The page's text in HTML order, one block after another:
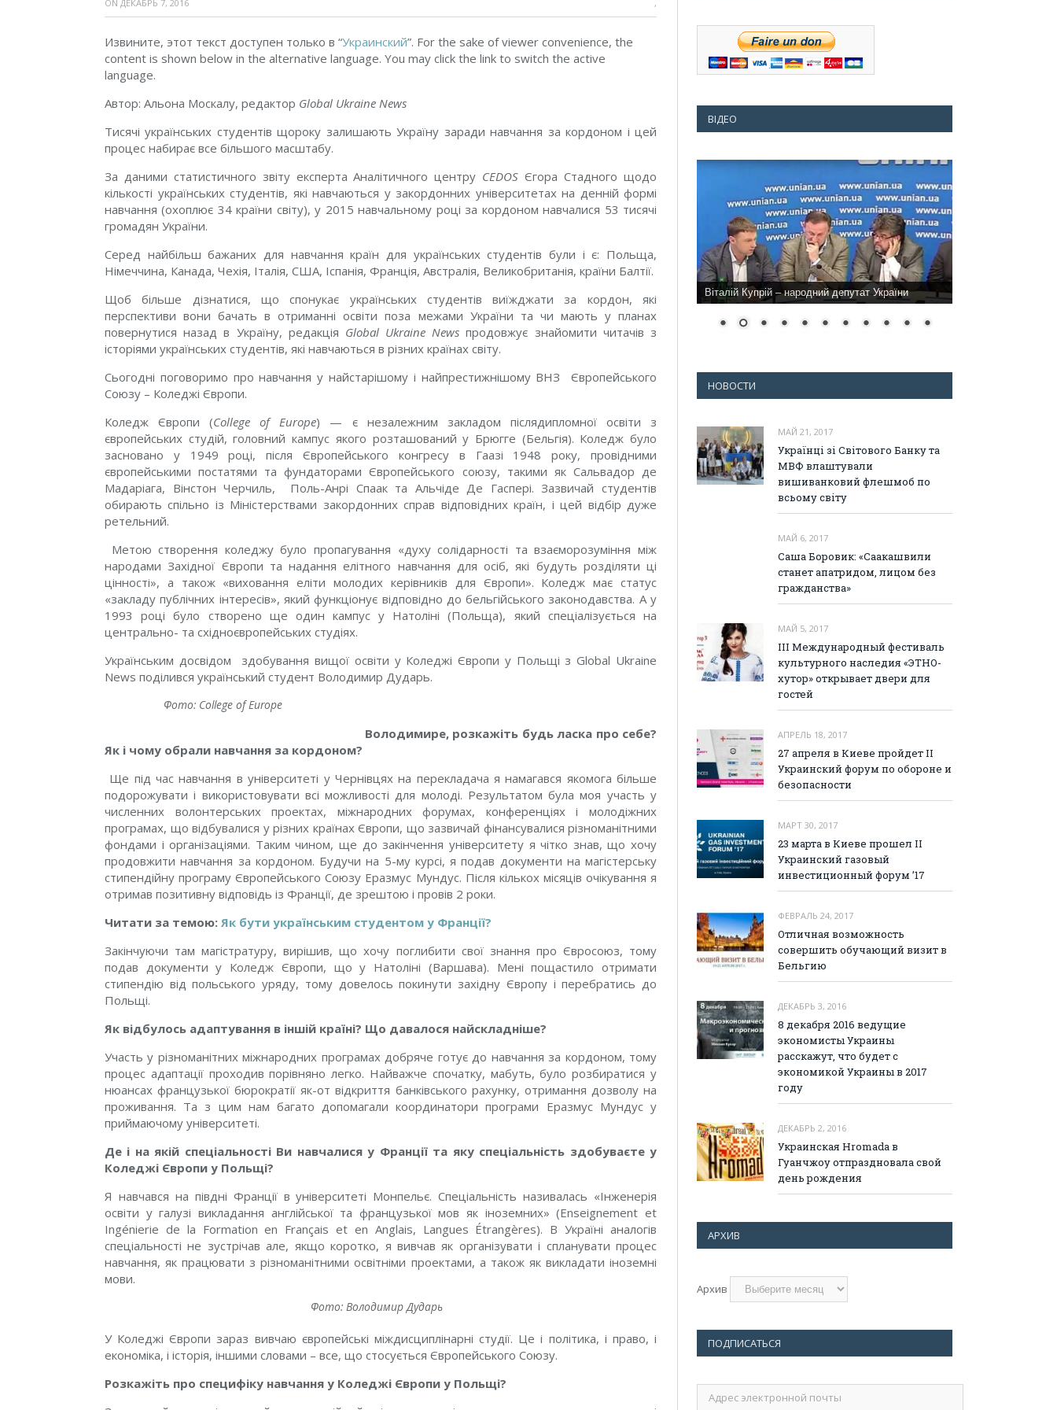
ON ДЕКАБРЬ 7, 2016 ,
Извините, этот текст доступен только в “Украинский”. For the sake of viewer convenience, the
content is shown below in the alternative language. You may click the link to switch the active
language.
Автор: Альона Москалу, редактор Global Ukraine News
Тисячі українських студентів щороку залишають Україну заради навчання за кордоном і цей
процес набирає все більшого масштабу.
За даними статистичного звіту експерта Аналітичного центру CEDOS Єгора Стадного щодо
кількості українських студентів, які навчаються у закордонних університетах на денній формі
навчання (охоплює 34 країни світу), у 2015 навчальному році за кордоном навчалися 53 тисячі
громадян України.
Серед найбільш бажаних для навчання країн для українських студентів були і є: Польща,
Німеччина, Канада, Чехія, Італія, США, Іспанія, Франція, Австралія, Великобританія, країни Балтії.
Щоб більше дізнатися, що спонукає українських студентів виїжджати за кордон, які
перспективи вони бачать в отриманні освіти поза межами України та чи мають у планах
повернутися назад в Україну, редакція Global Ukraine News продовжує знайомити читачів з
історіями українських студентів, які навчаються в різних країнах світу.
Сьогодні поговоримо про навчання у найстарішому і найпрестижнішому ВНЗ Європейського
Союзу – Коледжі Європи.
Коледж Європи (College of Europe) — є незалежним закладом післядипломної освіти з
європейських студій, головний кампус якого розташований у Брюгге (Бельгія). Коледж було
засновано у 1949 році, після Європейського конгресу в Гаазі 1948 року, провідними
європейськими постатями та фундаторами Європейського союзу, такими як Сальвадор де
Мадаріага, Вінстон Черчиль, Поль-Анрі Спаак та Альчіде Де Гаспері. Зазвичай студентів
обирають спільно із Міністерствами закордонних справ відповідних країн, і цей відбір дуже
ретельний.
Метою створення коледжу було пропагування «духу солідарності та взаєморозуміння між
народами Західної Європи та надання елітного навчання для осіб, які будуть розділяти ці
цінності», а також «виховання еліти молодих керівників для Європи». Коледж має статус
«закладу публічних інтересів», який функціонує відповідно до бельгійського законодавства. А у
1993 році було створено ще один кампус у Натоліні (Польща), який спеціалізується на
центрально- та східноєвропейських студіях.
Українським досвідом здобування вищої освіти у Коледжі Європи у Польщі з Global Ukraine
News поділився український студент Володимир Дударь.
Фото: College of Europe
Володимире, розкажіть будь ласка про себе?
Як і чому обрали навчання за кордоном?
Ще під час навчання в університеті у Чернівцях на перекладача я намагався якомога більше
подорожувати і використовувати всі можливості для молоді. Результатом була моя участь у
численних волонтерських проектах, міжнародних форумах, конференціях і молодіжних
програмах, що відбувалися у різних країнах Європи, що зазвичай фінансувалися різноманітними
фондами і організаціями. Таким чином, ще до закінчення університету я чітко знав, що хочу
продовжити навчання за кордоном. Будучи на 5-му курсі, я подав документи на магістерську
стипендійну програму Європейського Союзу Еразмус Мундус. Після кількох місяців очікування я
отримав позитивну відповідь із Франції, де зрештою і провів 2 роки.
Читати за темою: Як бути українським студентом у Франції?
Закінчуючи там магістратуру, вирішив, що хочу поглибити свої знання про Євросоюз, тому
подав документи у Коледж Європи, що у Натоліні (Варшава). Мені пощастило отримати
стипендію від польського уряду, тому довелось покинути західну Європу і перебратись до
Польщі.
Як відбулось адаптування в іншій країні? Що давалося найскладніше?
Участь у різноманітних міжнародних програмах добряче готує до навчання за кордоном, тому
процес адаптації проходив порівняно легко. Найважче спочатку, мабуть, було розбиратися у
нюансах французької бюрократії як-от відкриття банківського рахунку, отримання дозволу на
проживання. Та з цим нам багато допомагали координатори програми Еразмус Мундус у
приймаючому університеті.
Де і на якій спеціальності Ви навчалися у Франції та яку спеціальність здобуваєте у
Коледжі Європи у Польщі?
Я навчався на півдні Франції в університеті Монпельє. Спеціальність називалась «Інженерія
освіти у галузі викладання англійської та французької мов як іноземних» (Enseignement et
Ingénierie de la Formation en Français et en Anglais, Langues Étrangères). В Україні аналогів
спеціальності не зустрічав але, якщо коротко, я вивчав як організувати і спланувати процес
навчання, як працювати з різноманітними освітніми проектами, а також як викладати іноземні
мови.
Фото: Володимир Дударь
У Коледжі Європи зараз вивчаю європейські міждисциплінарні студії. Це і політика, і право, і
економіка, і історія, іншими словами – все, що стосується Європейського Союзу.
Розкажіть про специфіку навчання у Коледжі Європи у Польщі?
ВІДЕО
Віталій Купрій – народний депутат України
НОВОСТИ
МАЙ 21, 2017
Українці зі Світового Банку та
МВФ влаштували
вишиванковий флешмоб по
всьому світу
МАЙ 6, 2017
Саша Боровик: «Саакашвили
станет апатридом, лицом без
гражданства»
МАЙ 5, 2017
III Международный фестиваль
культурного наследия «ЭТНО-
хутор» открывает двери для
гостей
АПРЕЛЬ 18, 2017
27 апреля в Киеве пройдет II
Украинский форум по обороне и
безопасности
МАРТ 30, 2017
23 марта в Киеве прошел II
Украинский газовый
инвестиционный форум ’17
ФЕВРАЛЬ 24, 2017
Отличная возможность
совершить обучающий визит в
Бельгию
ДЕКАБРЬ 3, 2016
8 декабря 2016 ведущие
экономисты Украины
расскажут, что будет с
экономикой Украины в 2017
году
ДЕКАБРЬ 2, 2016
Украинская Hromada в
Гуанчжоу отпраздновала свой
день рождения
АРХИВ
Архив
ПОДПИСАТЬСЯ
электронной